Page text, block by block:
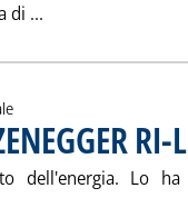
di ...
RI-
dell'energia. Lo